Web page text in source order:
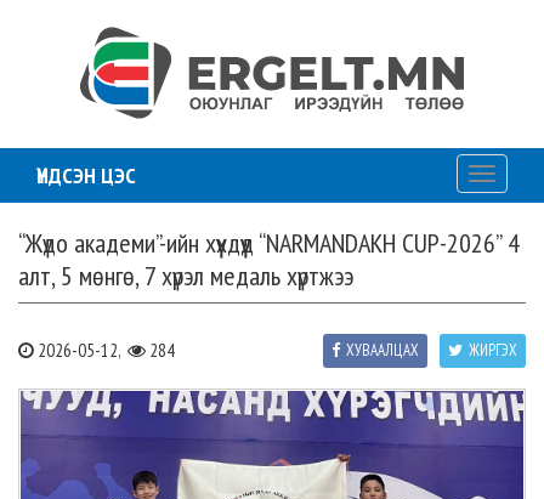
ҮНДСЭН ЦЭС
Toggle
“Жүдо академи”-ийн хүүхдүүд “NARMANDAKH CUP-2026” 4
алт, 5 мөнгө, 7 хүрэл медаль хүртжээ
2026-05-12, 284 ЖИРГЭХ
ХУВААЛЦАХ